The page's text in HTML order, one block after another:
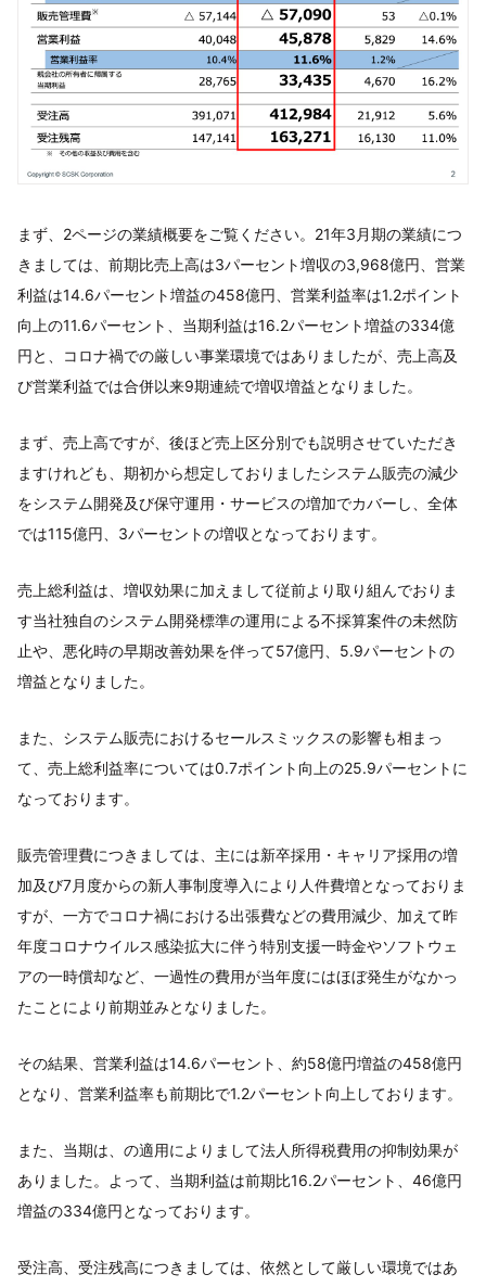
まず、2ページの業績概要をご覧ください。21年3月期の業績につ
きましては、前期比売上高は3パーセント増収の3,968億円、営業
利益は14.6パーセント増益の458億円、営業利益率は1.2ポイント
向上の11.6パーセント、当期利益は16.2パーセント増益の334億
円と、コロナ禍での厳しい事業環境ではありましたが、売上高及
び営業利益では合併以来9期連続で増収増益となりました。
まず、売上高ですが、後ほど売上区分別でも説明させていただき
ますけれども、期初から想定しておりましたシステム販売の減少
をシステム開発及び保守運用・サービスの増加でカバーし、全体
では115億円、3パーセントの増収となっております。
売上総利益は、増収効果に加えまして従前より取り組んでおりま
す当社独自のシステム開発標準の運用による不採算案件の未然防
止や、悪化時の早期改善効果を伴って57億円、5.9パーセントの
増益となりました。
また、システム販売におけるセールスミックスの影響も相まっ
て、売上総利益率については0.7ポイント向上の25.9パーセントに
なっております。
販売管理費につきましては、主には新卒採用・キャリア採用の増
加及び7月度からの新人事制度導入により人件費増となっておりま
すが、一方でコロナ禍における出張費などの費用減少、加えて昨
年度コロナウイルス感染拡大に伴う特別支援一時金やソフトウェ
アの一時償却など、一過性の費用が当年度にはほぼ発生がなかっ
たことにより前期並みとなりました。
その結果、営業利益は14.6パーセント、約58億円増益の458億円
となり、営業利益率も前期比で1.2パーセント向上しております。
また、当期は、の適用によりまして法人所得税費用の抑制効果が
ありました。よって、当期利益は前期比16.2パーセント、46億円
増益の334億円となっております。
受注高、受注残高につきましては、依然として厳しい環境ではあ